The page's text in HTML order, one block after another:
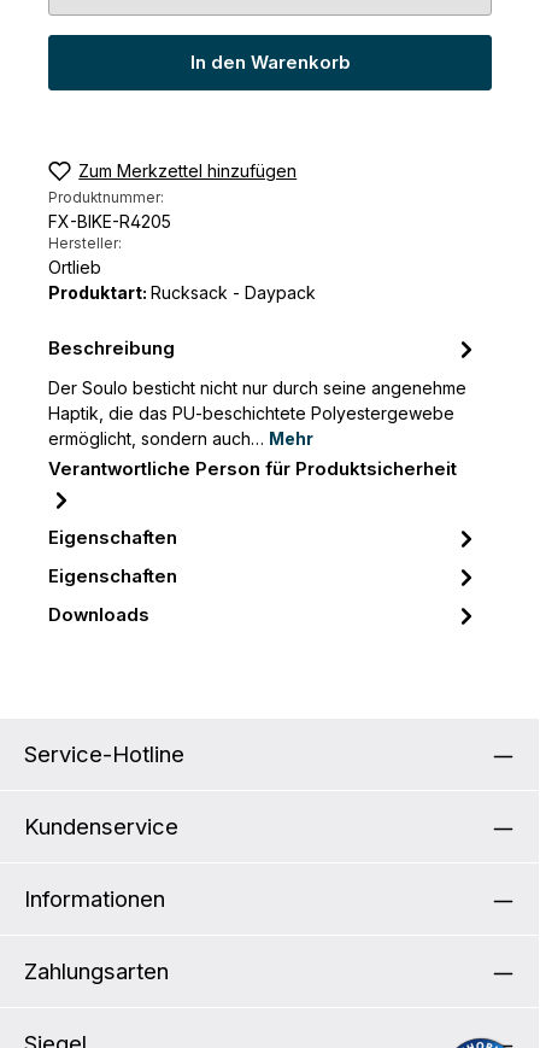
In den Warenkorb
Zum Merkzettel hinzufügen
Produktnummer:
FX-BIKE-R4205
Hersteller:
Ortlieb
Produktart: Rucksack - Daypack
Beschreibung
Der Soulo besticht nicht nur durch seine angenehme
Haptik, die das PU-beschichtete Polyestergewebe
ermöglicht, sondern auch… Mehr
Verantwortliche Person für Produktsicherheit
Eigenschaften
Eigenschaften
Downloads
Service-Hotline
Kundenservice
Informationen
Zahlungsarten